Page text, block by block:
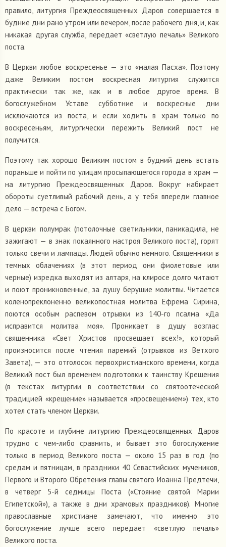
правило, литургия Преждеосвященных Даров совершается в
будние дни рано утром или вечером, после рабочего дня, и, как
никакая другая служба, передает «светлую печаль» Великого
поста.
В Церкви любое воскресенье — это «малая Пасха». Поэтому
даже Великим постом воскресная литургия служится
практически так же, как и в любое другое время. В
богослужебном Уставе субботние и воскресные дни
исключаются из поста, и если ходить в храм только по
воскресеньям, литургически пережить Великий пост не
получится.
Поэтому так хорошо Великим постом в будний день встать
пораньше и пойти по улицам просыпающегося города в храм —
на литургию Преждеосвященных Даров. Вокруг набирает
обороты суетливый рабочий день, а у тебя впереди главное
дело — встреча с Богом.
В церкви полумрак (потолочные светильники, паникадила, не
зажигают — в знак покаянного настроя Великого поста), горят
только свечи и лампады. Людей обычно немного. Священники в
темных облачениях (в этот период они фиолетовые или
черные) изредка выходят из алтаря, на клиросе долго читают
и поют проникновенные, за душу берущие молитвы. Читается
коленопреклоненно великопостная молитва Ефрема Сирина,
поются особым распевом отрывки из 140-го псалма «Да
исправится молитва моя». Проникает в душу возглас
священника «Свет Христов просвещает всех!», который
произносится после чтения паремий (отрывков из Ветхого
Завета), — это отголосок первохристианского времени, когда
Великий пост был временем подготовки к таинству Крещения
(в текстах литургии в соответствии со святоотеческой
традицией «крещение» называется «просвещением») тех, кто
хотел стать членом Церкви.
По красоте и глубине литургию Преждеосвященных Даров
трудно с чем-либо сравнить, и бывает это богослужение
только в период Великого поста — около 15 раз в год (по
средам и пятницам, в праздники 40 Севастийских мучеников,
Первого и Второго Обретения главы святого Иоанна Предтечи,
в четверг 5-й седмицы Поста («Стояние святой Марии
Египетской»), а также в дни храмовых праздников). Многие
православные христиане замечают, что именно это
богослужение лучше всего передает «светлую печаль»
Великого поста.